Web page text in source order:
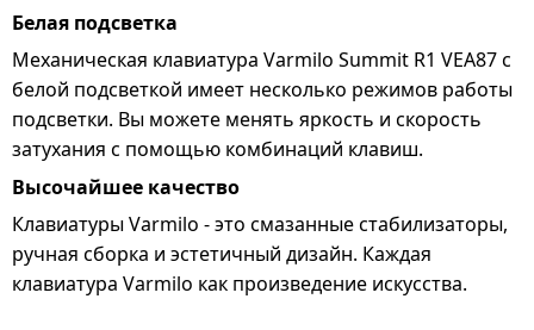
Белая подсветка
Механическая клавиатура Varmilo Summit R1 VEA87 с
белой подсветкой имеет несколько режимов работы
подсветки. Вы можете менять яркость и скорость
затухания с помощью комбинаций клавиш.
Высочайшее качество
Клавиатуры Varmilo - это смазанные стабилизаторы,
ручная сборка и эстетичный дизайн. Каждая
клавиатура Varmilo как произведение искусства.